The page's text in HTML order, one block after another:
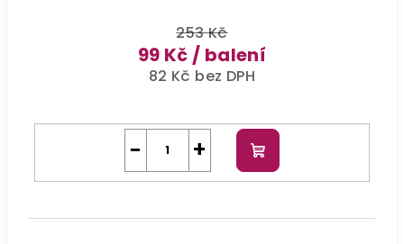
253 Kč
99 Kč / balení
82 Kč bez DPH
+
− Do
košíku